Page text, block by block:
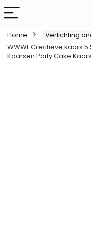
Home Verlichting
WWWL Creatieve kaars
Kaarsen Party Cake